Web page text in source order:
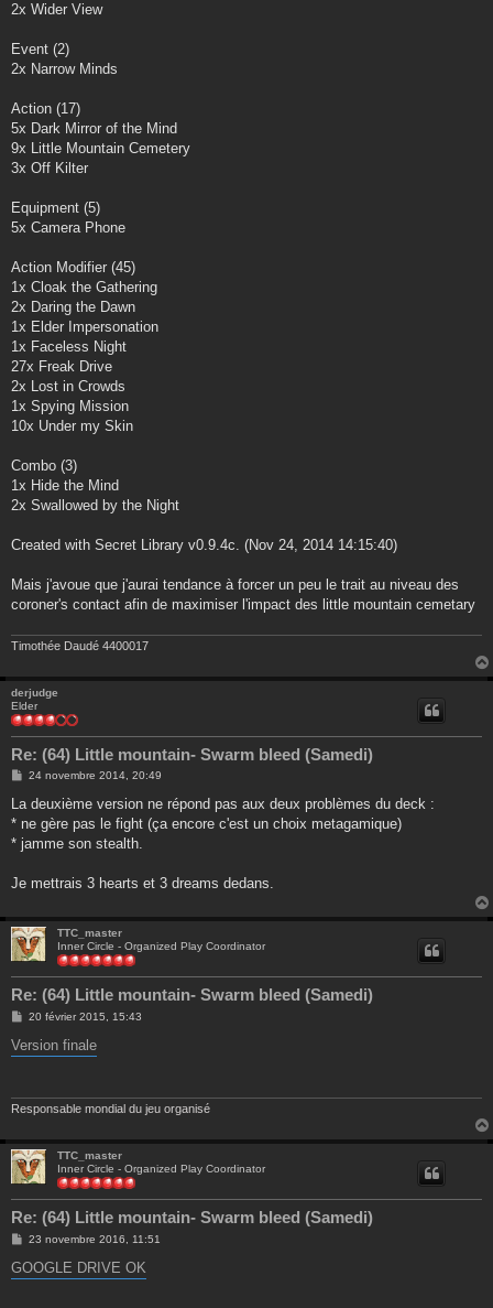
2x Wider View
Event (2)
2x Narrow Minds
Action (17)
5x Dark Mirror of the Mind
9x Little Mountain Cemetery
3x Off Kilter
Equipment (5)
5x Camera Phone
Action Modifier (45)
1x Cloak the Gathering
2x Daring the Dawn
1x Elder Impersonation
1x Faceless Night
27x Freak Drive
2x Lost in Crowds
1x Spying Mission
10x Under my Skin
Combo (3)
1x Hide the Mind
2x Swallowed by the Night
Created with Secret Library v0.9.4c. (Nov 24, 2014 14:15:40)
Mais j'avoue que j'aurai tendance à forcer un peu le trait au niveau des
coroner's contact afin de maximiser l'impact des little mountain cemetary
Timothée Daudé 4400017
derjudge
Elder
Re: (64) Little mountain- Swarm bleed (Samedi)
M
s
a
g
24 novembre 2014, 20:49
La deuxième version ne répond pas aux deux problèmes du deck :
* ne gère pas le fight (ça encore c'est un choix metagamique)
* jamme son stealth.
Je mettrais 3 hearts et 3 dreams dedans.
TTC_master
Inner Circle - Organized Play Coordinator
Re: (64) Little mountain- Swarm bleed (Samedi)
M
s
s
20 février 2015, 15:43
Version finale
Responsable mondial du jeu organisé
TTC_master
Inner Circle - Organized Play Coordinator
Re: (64) Little mountain- Swarm bleed (Samedi)
M
s
s
23 novembre 2016, 11:51
GOOGLE DRIVE OK